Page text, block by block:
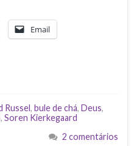
Email
Russel, bule de chá, Deus,
, Soren Kierkegaard
2 comentários